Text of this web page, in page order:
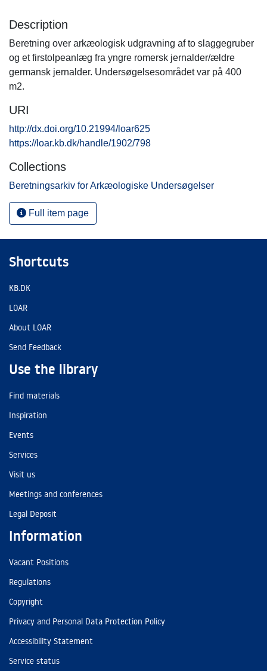
Description
Beretning over arkæologisk udgravning af to slaggegruber
og et firstolpeanlæg fra yngre romersk jernalder/ældre
germansk jernalder. Undersøgelsesområdet var på 400
m2.
URI
http://dx.doi.org/10.21994/loar625
https://loar.kb.dk/handle/1902/798
Collections
Beretningsarkiv for Arkæologiske Undersøgelser
Full item page
Shortcuts
KB.DK
LOAR
About LOAR
Send Feedback
Use the library
Find materials
Inspiration
Events
Services
Visit us
Meetings and conferences
Legal Deposit
Information
Vacant Positions
Regulations
Copyright
Privacy and Personal Data Protection Policy
Accessibility Statement
Service status